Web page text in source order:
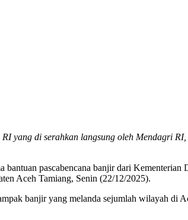
yang di serahkan langsung oleh Mendagri
pascabencana banjir dari
Aceh Tamiang, Senin (22/12/2025).
banjir yang melanda sejumlah wilayah di